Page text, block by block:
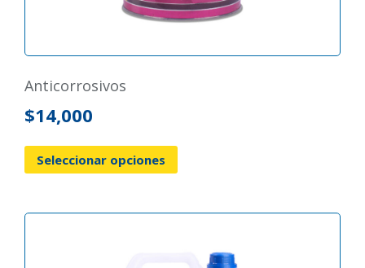
anticorrosivos
$14,000
Seleccionar opciones